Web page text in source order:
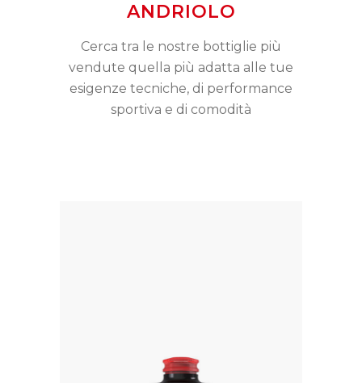
ANDRIOLO
Cerca tra le nostre bottiglie più
vendute quella più adatta alle tue
esigenze tecniche, di performance
sportiva e di comodità